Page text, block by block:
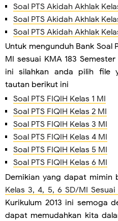
Soal PTS Akidah Akhlak
Soal PTS Akidah Akhlak
Soal PTS Akidah Akhlak
Untuk mengunduh Bank Soal
MI sesuai KMA 183 Semester
ini silahkan anda pilih file
tautan berikut ini
Soal PTS FIQIH Kelas 1 MI
Soal PTS FIQIH Kelas 2 MI
Soal PTS FIQIH Kelas 3 MI
Soal PTS FIQIH Kelas 4 MI
Soal PTS FIQIH Kelas 5 MI
Soal PTS FIQIH Kelas 6 MI
Demikian yang dapat
Kelas 3, 4, 5, 6 SD/MI Sesuai
Kurikulum 2013 ini semoga
dapat memudahkan kita